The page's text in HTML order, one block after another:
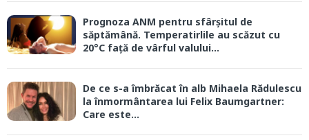
Prognoza ANM pentru sfârșitul de
săptămână. Temperatirlile au scăzut cu
20°C față de vârful valului...
De ce s-a îmbrăcat în alb Mihaela Rădulescu
la înmormântarea lui Felix Baumgartner:
Care este...